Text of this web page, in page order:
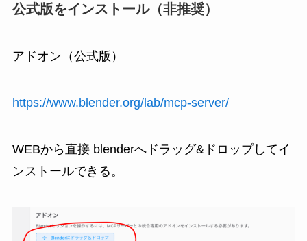
公式版をインストール（非推奨）
アドオン（公式版）
https://www.blender.org/lab/mcp-server/
WEBから直接 blenderへドラッグ&ドロップしてイ
ンストールできる。